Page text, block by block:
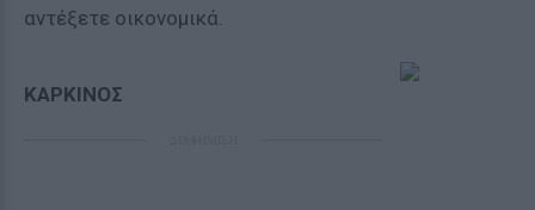
αντέξετε οικονομικά.
ΚΑΡΚΙΝΟΣ